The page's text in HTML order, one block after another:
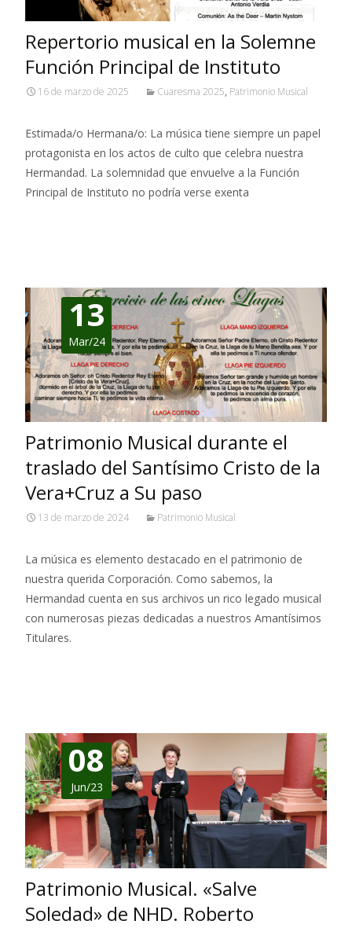
Repertorio musical en la Solemne
Función Principal de Instituto
16 de marzo de 2025 Cuaresma 2025, Patrimonio Musical
Estimada/o Hermana/o: La música tiene siempre un papel
protagonista en los actos de culto que celebra nuestra
Hermandad. La solemnidad que envuelve a la Función
Principal de Instituto no podría verse exenta
13
Mar/24
Patrimonio Musical durante el
traslado del Santísimo Cristo de la
Vera+Cruz a Su paso
13 de marzo de 2024 Patrimonio Musical
La música es elemento destacado en el patrimonio de
nuestra querida Corporación. Como sabemos, la
Hermandad cuenta en sus archivos un rico legado musical
con numerosas piezas dedicadas a nuestros Amantísimos
Titulares.
08
Jun/23
Patrimonio Musical. «Salve
Soledad» de NHD. Roberto